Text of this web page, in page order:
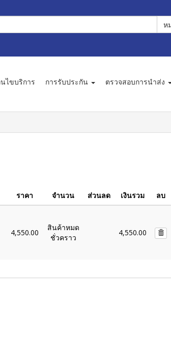
ห
นไขบริการ การรับประกัน ตรวจสอบการนำส่ง
ราคา จำนวน ส่วนลด เงินรวม ลบ
4,550.00
สินค้าหมด
ชั่วคราว
4,550.00